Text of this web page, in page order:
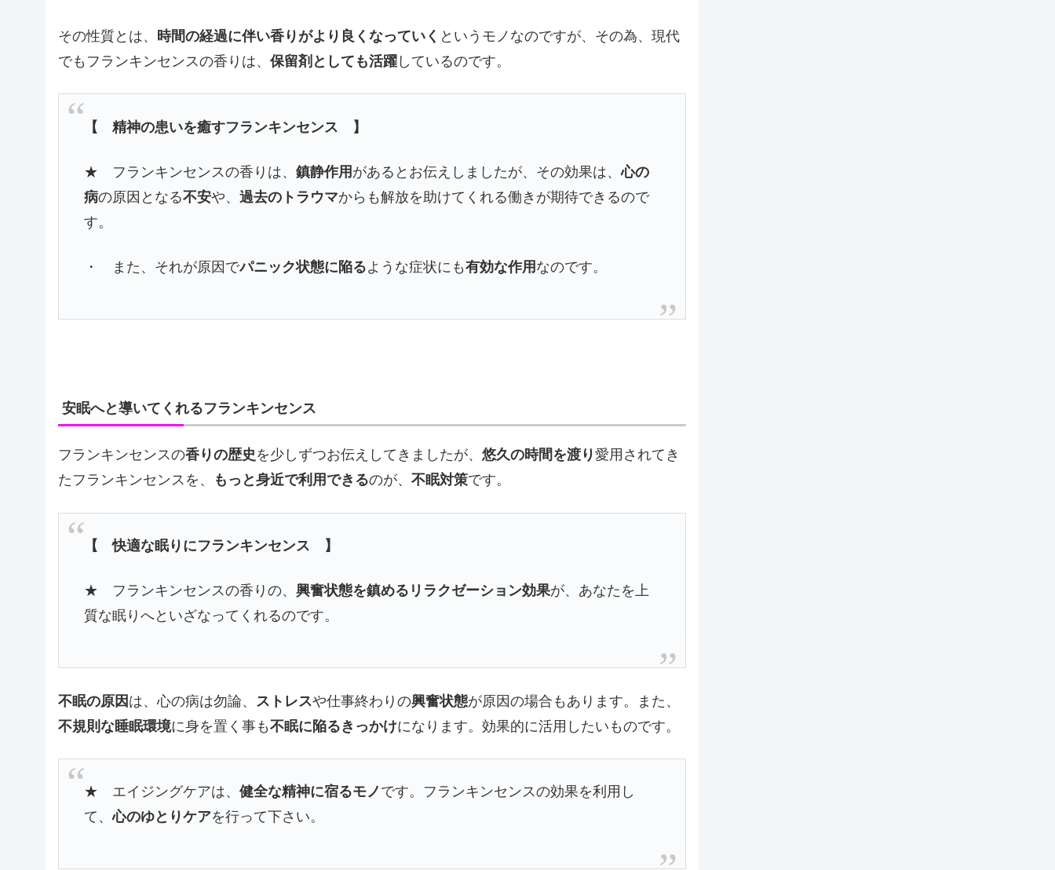
その性質とは、 時間の経過に伴い香りがより良くなっていく というモノなのですが、その為、現代
でもフランキンセンスの香りは、 保留剤としても活躍 しているのです。
【 精神の患いを癒すフランキンセンス 】
★ フランキンセンスの香りは、鎮静作用 があるとお伝えしましたが、その効果は、心の
病の原因となる不安や、過去のトラウマからも解放を助けてくれる働きが期待できるので
す。
・ また、それが原因でパニック状態に陥るような症状にも有効な作用 なのです。
安眠へと導いてくれるフランキンセンス
フランキンセンスの香りの歴史 を少しずつお伝えしてきましたが、 悠久の時間を渡り愛用されてき
たフランキンセンスを、
もっと身近で利用できるのが、 不眠対策です。
【 快適な眠りにフランキンセンス 】
★ フランキンセンスの香りの、興奮状態を鎮めるリラクゼーション効果が、あなたを上
質な眠りへといざなってくれるのです。
不眠の原因 は、心の病は勿論、 ストレスや仕事終わりの興奮状態が原因の場合もあります。また、
不規則な睡眠環境に身を置く事も不眠に陥るきっかけになります。効果的に活用したいものです。
★ エイジングケアは、健全な精神に宿るモノ です。フランキンセンスの効果を利用し
て、心のゆとりケアを行って下さい。